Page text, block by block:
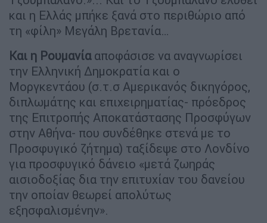
και η Ελλάς μπήκε ξανά στο περιθώριο από
τη «φίλη» Μεγάλη Βρετανία…
Και η Ρουμανίααποφάσισε να αναγνωρίσει
την Ελληνική Δημοκρατία και ο
Μοργκεντάου (σ.τ.σ Αμερικανός δικηγόρος,
διπλωμάτης και επιχειρηματίας- πρόεδρος
της Επιτροπής Αποκατάστασης Προσφύγων
στην Αθήνα- που συνδέθηκε στενά με το
Προσφυγικό ζήτημα) ταξίδεψε στο Λονδίνο
για προσφυγικό δάνειο «μετά ζωηράς
αισιοδοξίας δια την επιτυχίαν του δανείου
την οποίαν θεωρεί απολύτως
εξησφαλισμένην».